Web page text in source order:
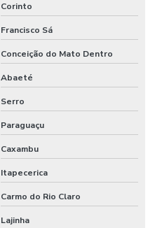
Corinto
Francisco Sá
Conceição do Mato Dentro
Abaeté
Serro
Paraguaçu
Caxambu
Itapecerica
Carmo do Rio Claro
Lajinha